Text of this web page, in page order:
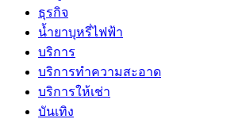
ธุรกิจ
น้ำยาบุหรี่ไฟฟ้า
บริการ
บริการทำความสะอาด
บริการให้เช่า
บันเทิง